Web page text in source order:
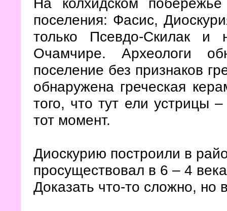
поселения: Фасис,
только Псевдо-Скилак и
Очамчире. Археологи
поселение без признаков
обнаружена греческая
того, что тут ели устрицы
тот момент.
Диоскурию построили в
просуществовал в 6 – 4
Доказать что-то сложно, но